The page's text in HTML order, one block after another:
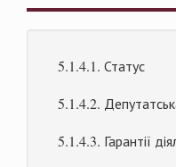
5.1.4.1. Статус
5.1.4.2.
5.1.4.3. Гарантії